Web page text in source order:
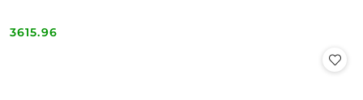
Cena:
3615.96